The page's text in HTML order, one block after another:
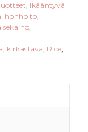
, Ikääntyvä
ihonhoito,
,
, kirkastava, Rice,